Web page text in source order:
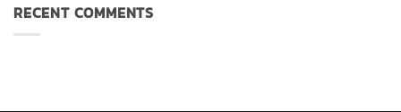
RECENT COMMENTS